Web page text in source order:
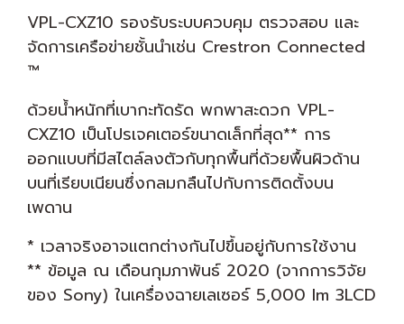
VPL-CXZ10 รองรับระบบควบคุม ตรวจสอบ และ
จัดการเครือข่ายชั้นนำเช่น Crestron Connected
™
ด้วยน้ำหนักที่เบากะทัดรัด พกพาสะดวก VPL-
CXZ10 เป็นโปรเจคเตอร์ขนาดเล็กที่สุด** การ
ออกแบบที่มีสไตล์ลงตัวกับทุกพื้นที่ด้วยพื้นผิวด้าน
บนที่เรียบเนียนซึ่งกลมกลืนไปกับการติดตั้งบน
เพดาน
* เวลาจริงอาจแตกต่างกันไปขึ้นอยู่กับการใช้งาน
** ข้อมูล ณ เดือนกุมภาพันธ์ 2020 (จากการวิจัย
ของ Sony) ในเครื่องฉายเลเซอร์ 5,000 lm 3LCD